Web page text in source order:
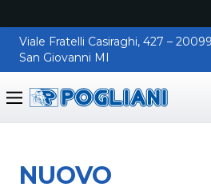
Viale Fratelli Casiraghi, 427 –
San Giovanni MI
NUOVO